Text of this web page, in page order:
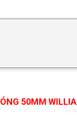
50MM